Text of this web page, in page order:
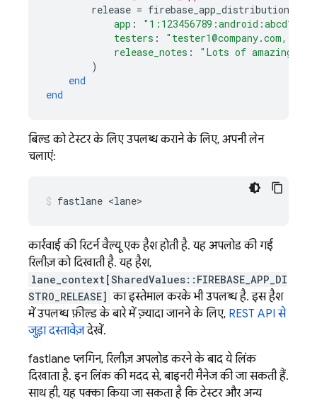
release = firebase_app_distribution
app : "1:123456789:android:abcd1234"
testers :
"tester1@company.com,
release_notes :
"Lots of amazing
)
end
end
बिल्ड को टेस्टर के लिए उपलब्ध कराने के लिए, अपनी लेन
चलाएं:
fastlane <lane>
कार्रवाई की रिटर्न वैल्यू एक हैश होती है. यह अपलोड की गई
रिलीज़ को दिखाती है. यह हैश,
lane_context[SharedValues::FIREBASE_APP_DI
STRO_RELEASE] का इस्तेमाल करके भी उपलब्ध है. इस हैश
में उपलब्ध फ़ील्ड के बारे में ज़्यादा जानने के लिए, REST API से
जुड़ा दस्तावेज़देखें.
fastlane प्लगिन, रिलीज़ अपलोड करने के बाद ये लिंक
दिखाता है. इन लिंक की मदद से, बाइनरी मैनेज की जा सकती हैं.
साथ ही, यह पक्का किया जा सकता है कि टेस्टर और अन्य